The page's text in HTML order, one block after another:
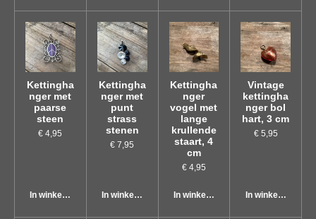
Kettingha
nger met
paarse
steen
€ 4,95
In winkelwagen
Kettingha
nger met
punt
strass
stenen
€ 7,95
In winkelwagen
Kettingha
nger
vogel met
lange
krullende
staart, 4
cm
€ 4,95
In winkelwagen
Vintage
kettingha
nger bol
hart, 3 cm
€ 5,95
In winkelwagen